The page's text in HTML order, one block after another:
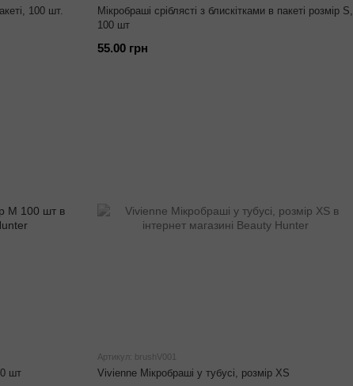
100 шт.
Мікробраші сріблясті з блискітками в пакеті розмір S,
100 шт
55.00 грн
шт
Артикул: brushV001
Vivienne Мікробраші у тубусі, розмір XS